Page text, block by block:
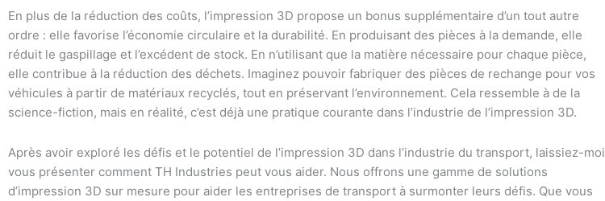
En plus de la réduction des coûts, l’impression 3D propose un bonus supplémentaire d’un tout autre
ordre : elle favorise l’économie circulaire et la durabilité. En produisant des pièces à la demande, elle
réduit le gaspillage et l’excédent de stock. En n’utilisant que la matière nécessaire pour chaque pièce,
elle contribue à la réduction des déchets. Imaginez pouvoir fabriquer des pièces de rechange pour vos
véhicules à partir de matériaux recyclés, tout en préservant l’environnement. Cela ressemble à de la
science-fiction, mais en réalité, c’est déjà une pratique courante dans l’industrie de l’impression 3D.
Après avoir exploré les défis et le potentiel de l’impression 3D dans l’industrie du transport, laissiez-moi
vous présenter comment TH Industries peut vous aider. Nous offrons une gamme de solutions
d’impression 3D sur mesure pour aider les entreprises de transport à surmonter leurs défis. Que vous